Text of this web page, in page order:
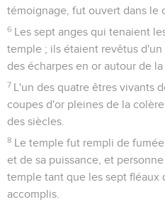
témoignage, fut ouvert dans le
6 Les sept anges qui tenaient
temple ; ils étaient revêtus
des écharpes en or autour de la
7 L'un des quatre êtres vivants
coupes d'or pleines de la
des siècles.
8 Le temple fut rempli de
et de sa puissance, et
temple tant que les sept fléaux
accomplis.